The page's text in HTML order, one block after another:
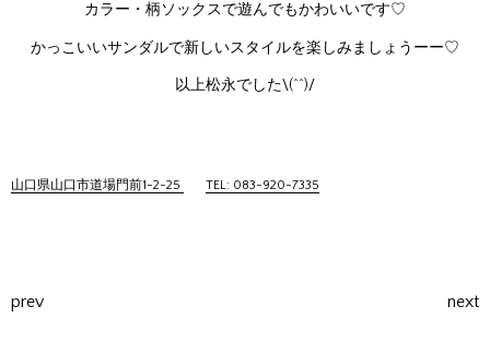
カラー・柄ソックスで遊んでもかわいいです♡
かっこいいサンダルで新しいスタイルを楽しみましょうーー♡
以上松永でした\(^^)/
山口県山口市道場門前1-2-25 TEL: 083-920-7335
prev next